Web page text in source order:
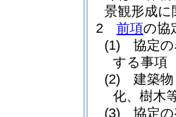
景観形成
2
前項の協
(1)
協定
する事項
(2)
建築
化、樹木
(3)
協定